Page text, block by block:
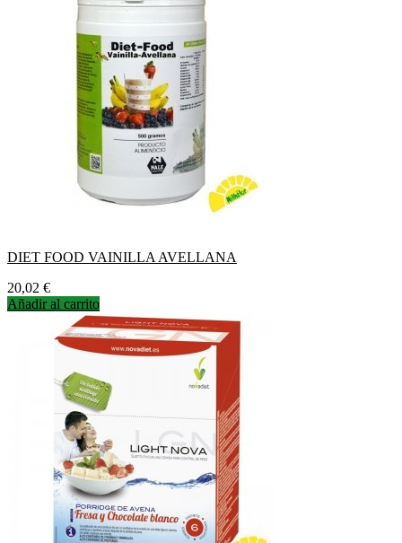
DIET FOOD VAINILLA AVELLANA
Precio
20,02 €
Añadir al carrito